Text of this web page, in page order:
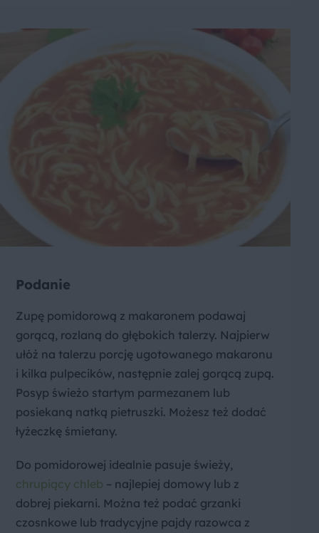
Podanie
Zupę pomidorową z makaronem podawaj
gorącą, rozlaną do głębokich talerzy. Najpierw
ułóż na talerzu porcję ugotowanego makaronu
i kilka pulpecików, następnie zalej gorącą zupą.
Posyp świeżo startym parmezanem lub
posiekaną natką pietruszki. Możesz też dodać
łyżeczkę śmietany.
Do pomidorowej idealnie pasuje świeży,
chrupiący chleb – najlepiej domowy lub z
dobrej piekarni. Można też podać grzanki
czosnkowe lub tradycyjne pajdy razowca z